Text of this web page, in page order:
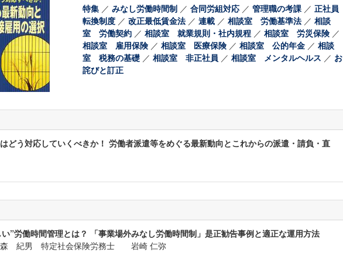
特集 ／ みなし労働時間制 ／ 合同労組対応 ／ 管理職の考課 ／ 正社員
転換制度 ／ 改正最低賃金法 ／ 連載 ／ 相談室 労働基準法 ／ 相談
室 労働契約 ／ 相談室 就業規則・社内規程 ／ 相談室 労災保険／
相談室 雇用保険／ 相談室 医療保険／ 相談室 公的年金 ／ 相談
室 税務の基礎 ／ 相談室 非正社員 ／ 相談室 メンタルヘルス ／ お
詫びと訂正
どう対応していくべきか！ 労働者派遣等をめぐる最新動向とこれからの派遣・請負・直
”労働時間管理とは？ 「事業場外みなし労働時間制」是正勧告事例と適正な運用方法
紀男 特定社会保険労務士 岩崎 仁弥